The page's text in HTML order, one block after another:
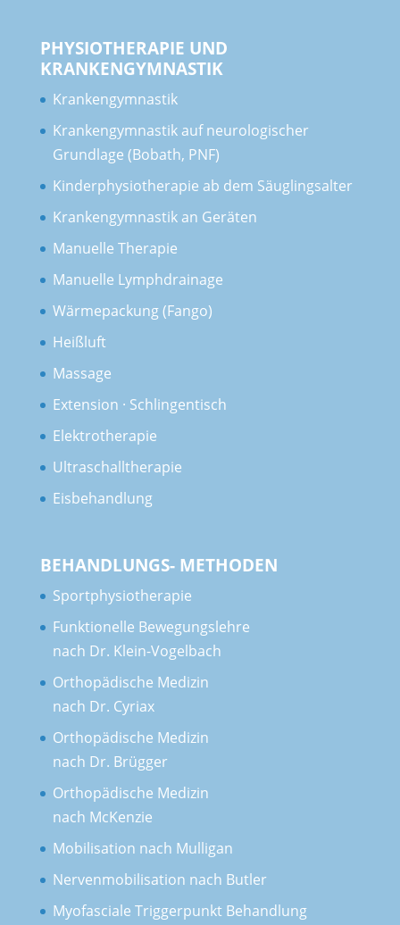
PHYSIOTHERAPIE UND
KRANKENGYMNASTIK
Krankengymnastik
Krankengymnastikauf neurologischer
Grundlage (Bobath, PNF)
Kinderphysiotherapie ab dem Säuglingsalter
Krankengymnastik an Geräten
Manuelle Therapie
Manuelle Lymphdrainage
Wärmepackung (Fango)
Heißluft
Massage
Extension · Schlingentisch
Elektrotherapie
Ultraschalltherapie
Eisbehandlung
BEHANDLUNGS- METHODEN
Sportphysiotherapie
Funktionelle Bewegungslehre
nach Dr. Klein-Vogelbach
Orthopädische Medizin
nach Dr. Cyriax
Orthopädische Medizin
nach Dr. Brügger
Orthopädische Medizin
nach McKenzie
Mobilisation nach Mulligan
Nervenmobilisation nach Butler
Myofasciale Triggerpunkt Behandlung